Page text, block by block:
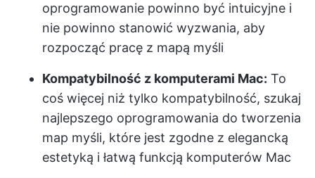
oprogramowanie powinno być intuicyjne i
nie powinno stanowić wyzwania, aby
rozpocząć pracę z mapą myśli
Kompatybilność z komputerami Mac: To
coś więcej niż tylko kompatybilność, szukaj
najlepszego oprogramowania do tworzenia
map myśli, które jest zgodne z elegancką
estetyką i łatwą funkcją komputerów Mac